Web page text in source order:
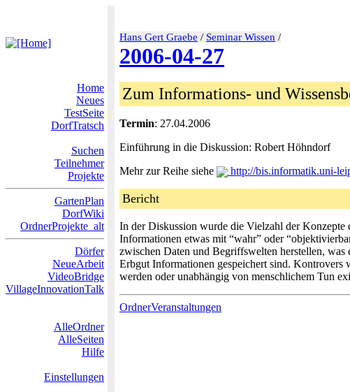
Hans Gert Graebe / Seminar Wissen /
2006-04-27
Home
Neues
TestSeite
DorfTratsch
Suchen
Teilnehmer
Projekte
GartenPlan
DorfWiki
OrdnerProjekte_alt
Dörfer
NeueArbeit
VideoBridge
VillageInnovationTalk
AlleOrdner
AlleSeiten
Hilfe
Einstellungen
Zum Informations- und
Termin: 27.04.2006
Einführung in die Diskussion: Robert Höhndorf
Mehr zur Reihe siehe
http://bis.informatik.uni-
Bericht
In der Diskussion wurde die Vielzahl der
Informationen etwas mit “wahr” oder
zwischen Daten und Begriffswelten herstellen,
Erbgut Informationen gespeichert sind. Kontrovers
werden oder unabhängig von menschlichem Tun
OrdnerVeranstaltungen